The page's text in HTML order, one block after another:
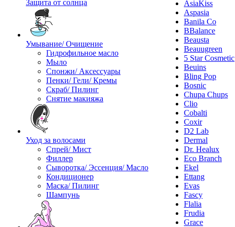
Защита от солнца
Умывание/ Очищение
Гидрофильное масло
Мыло
Спонжи/ Аксессуары
Пенки/ Гели/ Кремы
Скраб/ Пилинг
Снятие макияжа
Уход за волосами
Спрей/ Мист
Филлер
Сыворотка/ Эссенция/ Масло
Кондиционер
Маска/ Пилинг
Шампунь
AsiaKiss
Aspasia
Banila Co
BBalance
Beausta
Beauugreen
5 Star Cosmetic
Beuins
Bling Pop
Bosnic
Chupa Chups
Clio
Cobalti
Coxir
D2 Lab
Dermal
Dr. Healux
Eco Branch
Ekel
Ettang
Evas
Fascy
Flalia
Frudia
Grace